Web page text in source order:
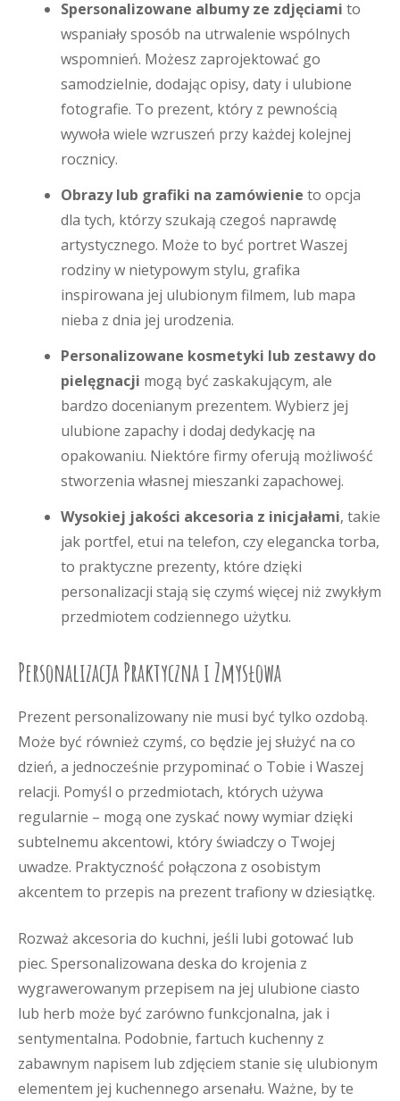
Spersonalizowane albumy ze zdjęciami to
wspaniały sposób na utrwalenie wspólnych
wspomnień. Możesz zaprojektować go
samodzielnie, dodając opisy, daty i ulubione
fotografie. To prezent, który z pewnością
wywoła wiele wzruszeń przy każdej kolejnej
rocznicy.
Obrazy lub grafiki na zamówienie to opcja
dla tych, którzy szukają czegoś naprawdę
artystycznego. Może to być portret Waszej
rodziny w nietypowym stylu, grafika
inspirowana jej ulubionym filmem, lub mapa
nieba z dnia jej urodzenia.
Personalizowane kosmetyki lub zestawy do
pielęgnacji mogą być zaskakującym, ale
bardzo docenianym prezentem. Wybierz jej
ulubione zapachy i dodaj dedykację na
opakowaniu. Niektóre firmy oferują możliwość
stworzenia własnej mieszanki zapachowej.
Wysokiej jakości akcesoria z inicjałami, takie
jak portfel, etui na telefon, czy elegancka torba,
to praktyczne prezenty, które dzięki
personalizacji stają się czymś więcej niż zwykłym
przedmiotem codziennego użytku.
Personalizacja Praktyczna i Zmysłowa
Prezent personalizowany nie musi być tylko ozdobą.
Może być również czymś, co będzie jej służyć na co
dzień, a jednocześnie przypominać o Tobie i Waszej
relacji. Pomyśl o przedmiotach, których używa
regularnie – mogą one zyskać nowy wymiar dzięki
subtelnemu akcentowi, który świadczy o Twojej
uwadze. Praktyczność połączona z osobistym
akcentem to przepis na prezent trafiony w dziesiątkę.
Rozważ akcesoria do kuchni, jeśli lubi gotować lub
piec. Spersonalizowana deska do krojenia z
wygrawerowanym przepisem na jej ulubione ciasto
lub herb może być zarówno funkcjonalna, jak i
sentymentalna. Podobnie, fartuch kuchenny z
zabawnym napisem lub zdjęciem stanie się ulubionym
elementem jej kuchennego arsenału. Ważne, by te